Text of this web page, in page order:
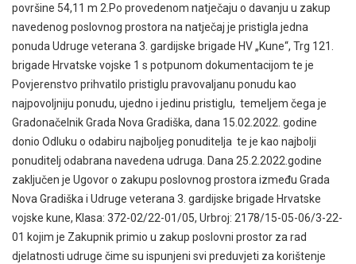
površine 54,11 m 2.Po provedenom natječaju o davanju u zakup
navedenog poslovnog prostora na natječaj je pristigla jedna
ponuda Udruge veterana 3. gardijske brigade HV „Kune“, Trg 121.
brigade Hrvatske vojske 1 s potpunom dokumentacijom te je
Povjerenstvo prihvatilo pristiglu pravovaljanu ponudu kao
najpovoljniju ponudu, ujedno i jedinu pristiglu, temeljem čega je
Gradonačelnik Grada Nova Gradiška, dana 15.02.2022. godine
donio Odluku o odabiru najboljeg ponuditelja te je kao najbolji
ponuditelj odabrana navedena udruga. Dana 25.2.2022.godine
zaključen je Ugovor o zakupu poslovnog prostora između Grada
Nova Gradiška i Udruge veterana 3. gardijske brigade Hrvatske
vojske kune, Klasa: 372-02/22-01/05, Urbroj: 2178/15-05-06/3-22-
01 kojim je Zakupnik primio u zakup poslovni prostor za rad
djelatnosti udruge čime su ispunjeni svi preduvjeti za korištenje